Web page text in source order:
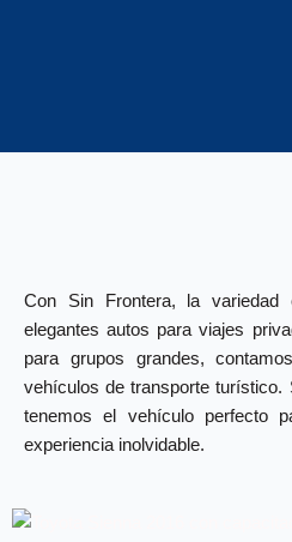
Con Sin Frontera, la
elegantes autos para viajes
para grupos grandes,
vehículos de transporte turístico.
tenemos el vehículo perfecto
experiencia inolvidable.